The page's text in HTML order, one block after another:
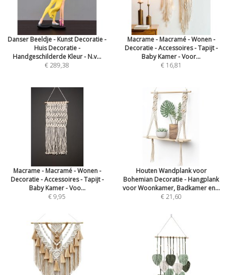
Danser Beeldje - Kunst Decoratie -
Huis Decoratie -
Handgeschilderde Kleur - N.v...
€ 289,38
Macrame - Macramé - Wonen -
Decoratie - Accessoires - Tapijt -
Baby Kamer - Voor...
€ 16,81
Macrame - Macramé - Wonen -
Decoratie - Accessoires - Tapijt -
Baby Kamer - Voo...
€ 9,95
Houten Wandplank voor
Bohemian Decoratie - Hangplank
voor Woonkamer, Badkamer en...
€ 21,60